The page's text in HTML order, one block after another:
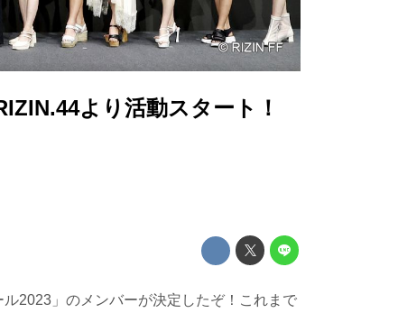
より活動スタート！
2023」のメンバーが決定したぞ！これまで